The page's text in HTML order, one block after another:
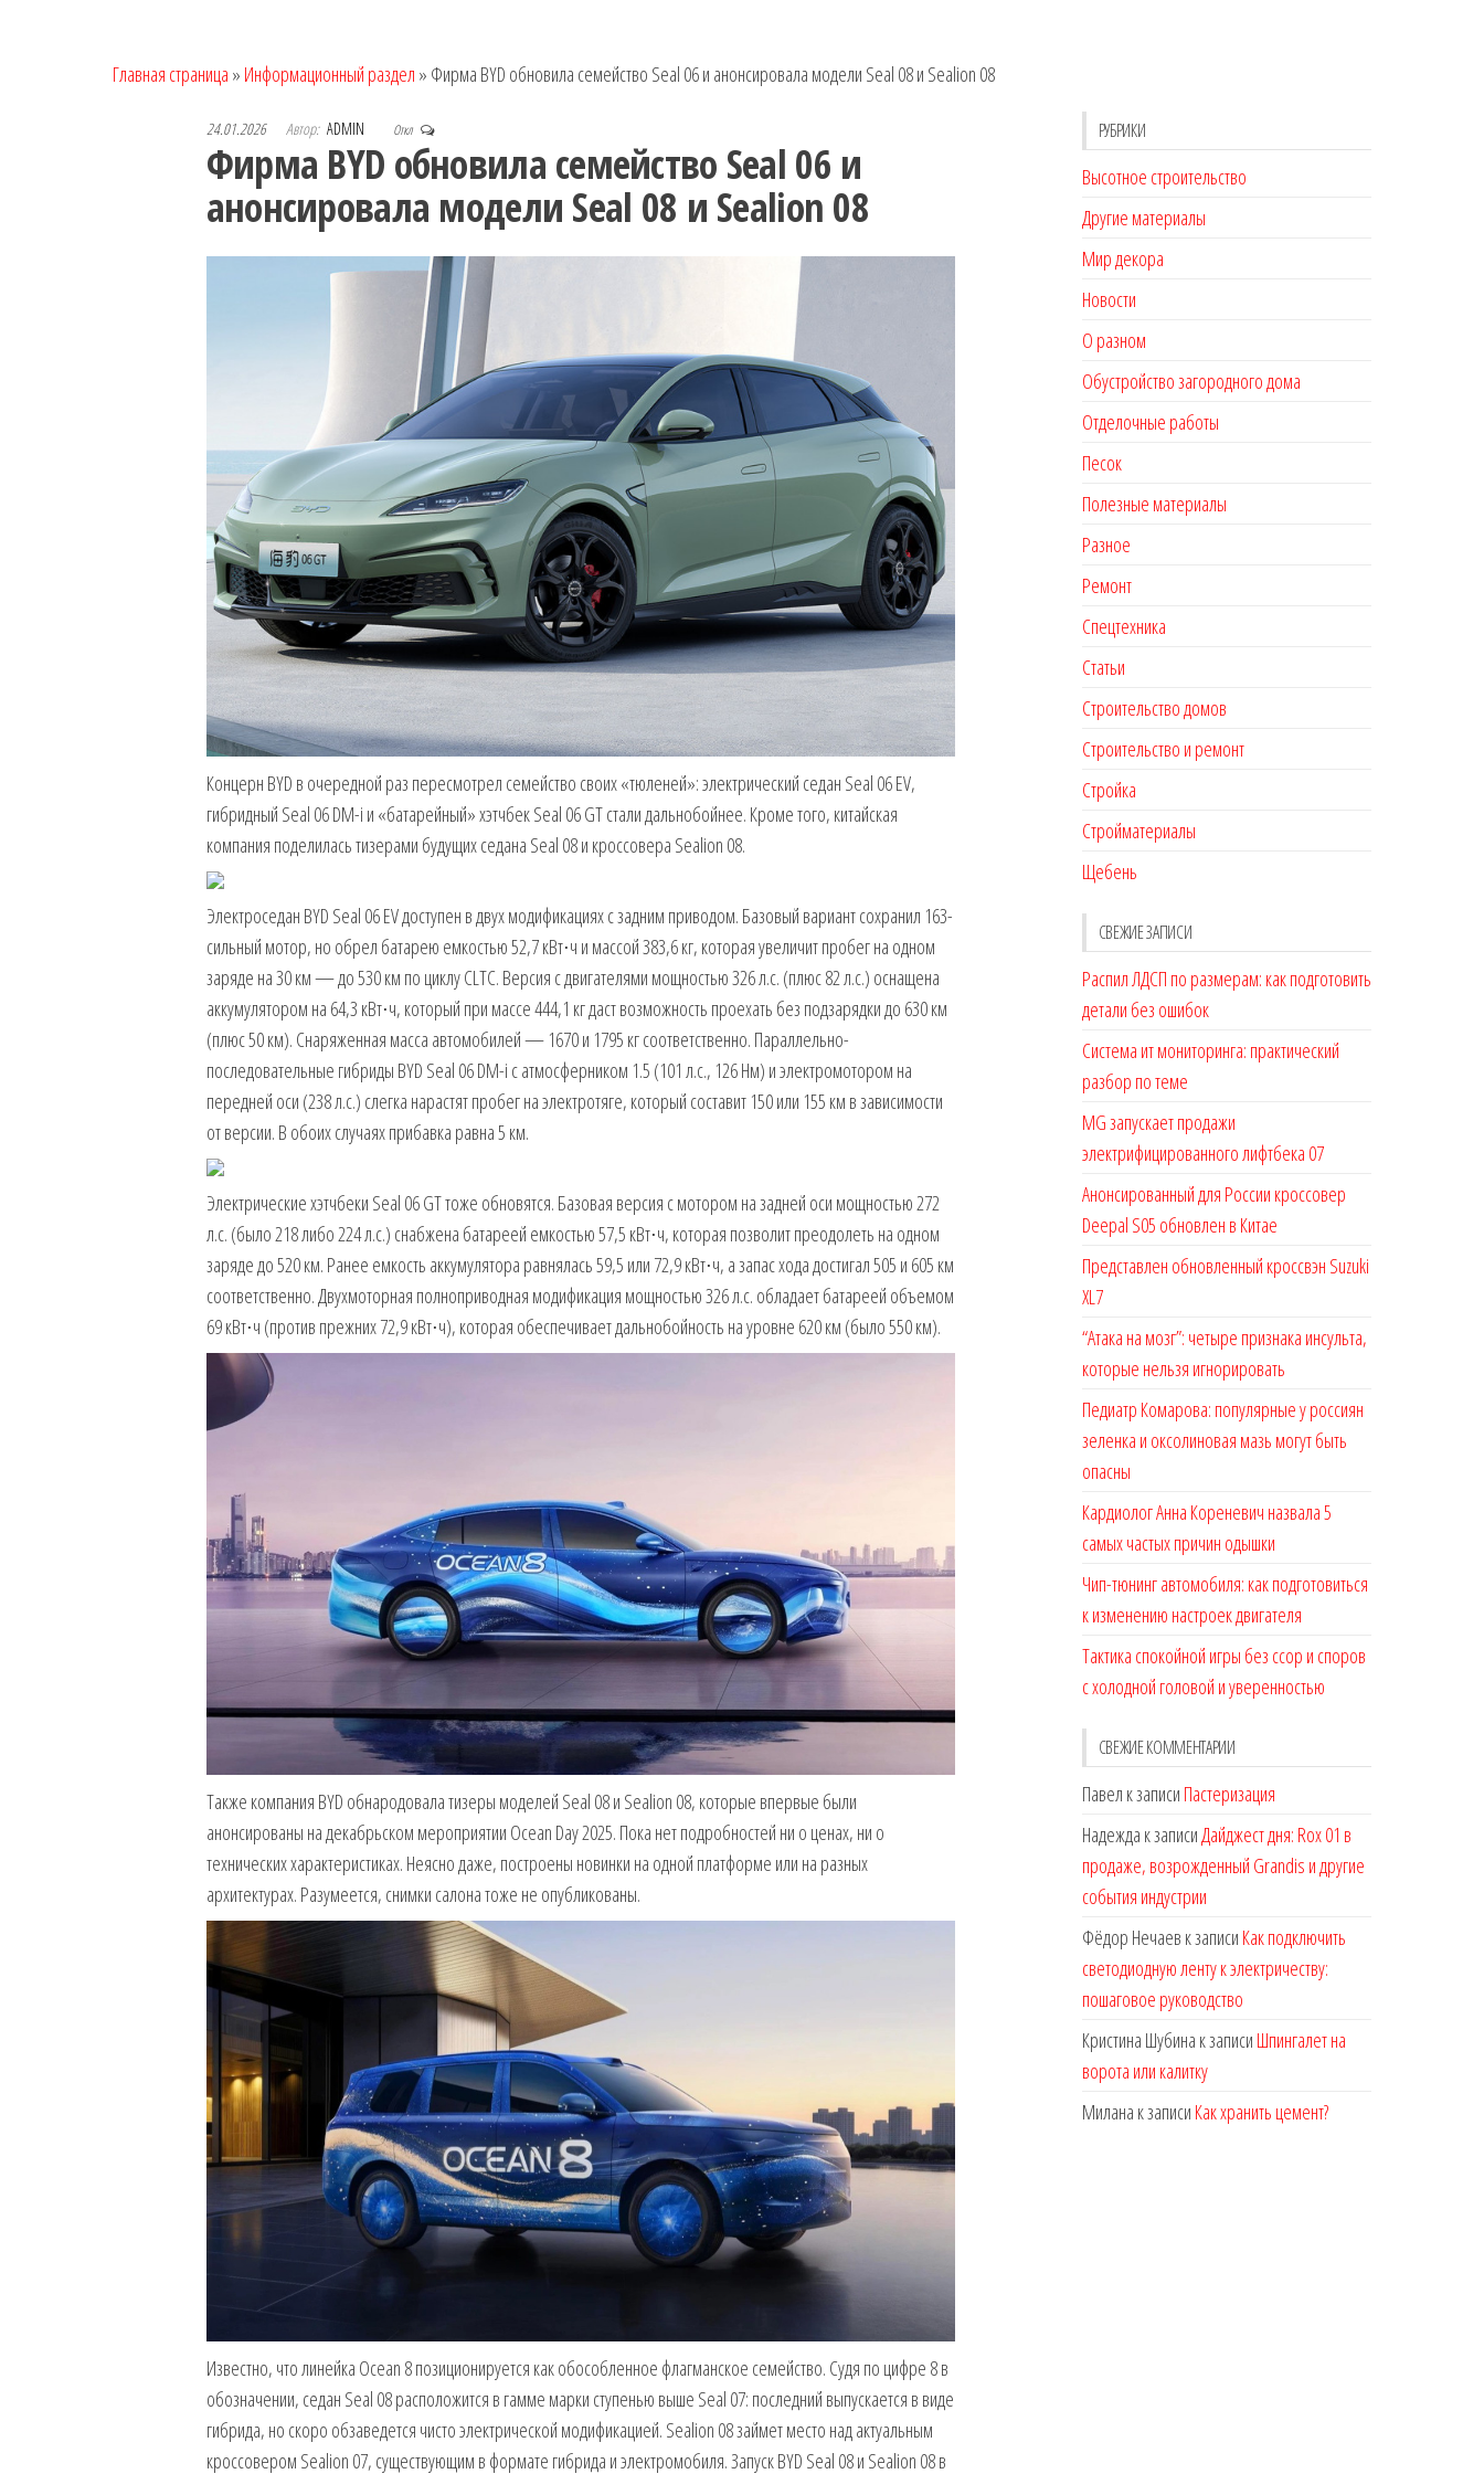
Главная страница » Информационный раздел » Фирма BYD обновила семейство Seal 06 и анонсировала модели Seal 08 и Sealion 08
24.01.2026 Автор: ADMIN Откл
Фирма BYD обновила семейство Seal 06 и
анонсировала модели Seal 08 и Sealion 08
Концерн BYD в очередной раз пересмотрел семейство своих «тюленей»: электрический седан Seal 06 EV,
гибридный Seal 06 DM-i и «батарейный» хэтчбек Seal 06 GT стали дальнобойнее. Кроме того, китайская
компания поделилась тизерами будущих седана Seal 08 и кроссовера Sealion 08.
Электроседан BYD Seal 06 EV доступен в двух модификациях с задним приводом. Базовый вариант сохранил 163-
сильный мотор, но обрел батарею емкостью 52,7 кВт⋅ч и массой 383,6 кг, которая увеличит пробег на одном
заряде на 30 км — до 530 км по циклу CLTC. Версия с двигателями мощностью 326 л.с. (плюс 82 л.с.) оснащена
аккумулятором на 64,3 кВт⋅ч, который при массе 444,1 кг даст возможность проехать без подзарядки до 630 км
(плюс 50 км). Снаряженная масса автомобилей — 1670 и 1795 кг соответственно. Параллельно-
последовательные гибриды BYD Seal 06 DM-i с атмосферником 1.5 (101 л.с., 126 Нм) и электромотором на
передней оси (238 л.с.) слегка нарастят пробег на электротяге, который составит 150 или 155 км в зависимости
от версии. В обоих случаях прибавка равна 5 км.
Электрические хэтчбеки Seal 06 GT тоже обновятся. Базовая версия с мотором на задней оси мощностью 272
л.с. (было 218 либо 224 л.с.) снабжена батареей емкостью 57,5 кВт⋅ч, которая позволит преодолеть на одном
заряде до 520 км. Ранее емкость аккумулятора равнялась 59,5 или 72,9 кВт⋅ч, а запас хода достигал 505 и 605 км
соответственно. Двухмоторная полноприводная модификация мощностью 326 л.с. обладает батареей объемом
69 кВт⋅ч (против прежних 72,9 кВт⋅ч), которая обеспечивает дальнобойность на уровне 620 км (было 550 км).
Также компания BYD обнародовала тизеры моделей Seal 08 и Sealion 08, которые впервые были
анонсированы на декабрьском мероприятии Ocean Day 2025. Пока нет подробностей ни о ценах, ни о
технических характеристиках. Неясно даже, построены новинки на одной платформе или на разных
архитектурах. Разумеется, снимки салона тоже не опубликованы.
Известно, что линейка Ocean 8 позиционируется как обособленное флагманское семейство. Судя по цифре 8 в
обозначении, седан Seal 08 расположится в гамме марки ступенью выше Seal 07: последний выпускается в виде
гибрида, но скоро обзаведется чисто электрической модификацией. Sealion 08 займет место над актуальным
кроссовером Sealion 07, существующим в формате гибрида и электромобиля. Запуск BYD Seal 08 и Sealion 08 в
РУБРИКИ
Высотное строительство
Другие материалы
Мир декора
Новости
О разном
Обустройство загородного дома
Отделочные работы
Песок
Полезные материалы
Разное
Ремонт
Спецтехника
Статьи
Строительство домов
Строительство и ремонт
Стройка
Стройматериалы
Щебень
СВЕЖИЕ ЗАПИСИ
Распил ЛДСП по размерам: как подготовить
детали без ошибок
Система ит мониторинга: практический
разбор по теме
MG запускает продажи
электрифицированного лифтбека 07
Анонсированный для России кроссовер
Deepal S05 обновлен в Китае
Представлен обновленный кроссвэн Suzuki
XL7
“Атака на мозг”: четыре признака инсульта,
которые нельзя игнорировать
Педиатр Комарова: популярные у россиян
зеленка и оксолиновая мазь могут быть
опасны
Кардиолог Анна Кореневич назвала 5
самых частых причин одышки
Чип-тюнинг автомобиля: как подготовиться
к изменению настроек двигателя
Тактика спокойной игры без ссор и споров
с холодной головой и уверенностью
СВЕЖИЕ КОММЕНТАРИИ
Павел к записи Пастеризация
Надежда к записиДайджест дня: Rox 01 в
продаже, возрожденный Grandis и другие
события индустрии
Фёдор Нечаев к записи Как подключить
светодиодную ленту к электричеству:
пошаговое руководство
Кристина Шубина к записи Шпингалет на
ворота или калитку
Милана к записи Как хранить цемент?